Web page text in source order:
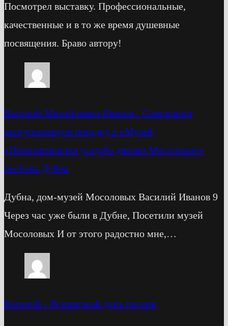
Посмотрел выставку. Профессиональные,
качественные и в то же время душевные
посвящения. Браво автору!
Василий Михайлович Иванов - Cовершили
экскурсионную поездку в «Музей
«Промышленная усадьба дворян Мосоловых»
посёлка Дубна
Дубна, дом-музей Мосоловых Василий Иванов 9
Через час уже были в Дубне, Посетили музей
Мосоловых И от этого радостно мне,…
Василий - Всемирный день поэзии